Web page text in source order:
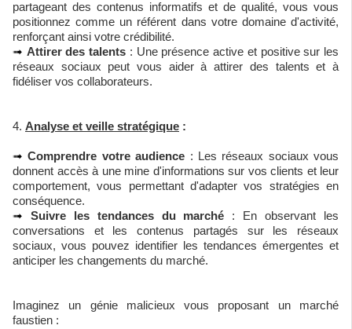
partageant des contenus informatifs et de qualité, vous vous
positionnez comme un référent dans votre domaine d'activité,
renforçant ainsi votre crédibilité.
➟ Attirer des talents : Une présence active et positive sur les
réseaux sociaux peut vous aider à attirer des talents et à
fidéliser vos collaborateurs.
4. Analyse et veille stratégique :
➟Comprendre votre audience : Les réseaux sociaux vous
donnent accès à une mine d'informations sur vos clients et leur
comportement, vous permettant d'adapter vos stratégies en
conséquence.
➟ Suivre les tendances du marché : En observant les
conversations et les contenus partagés sur les réseaux
sociaux, vous pouvez identifier les tendances émergentes et
anticiper les changements du marché.
Imaginez un génie malicieux vous proposant un marché
faustien :